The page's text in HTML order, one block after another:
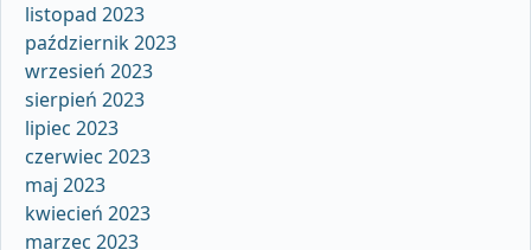
listopad 2023
październik 2023
wrzesień 2023
sierpień 2023
lipiec 2023
czerwiec 2023
maj 2023
kwiecień 2023
marzec 2023